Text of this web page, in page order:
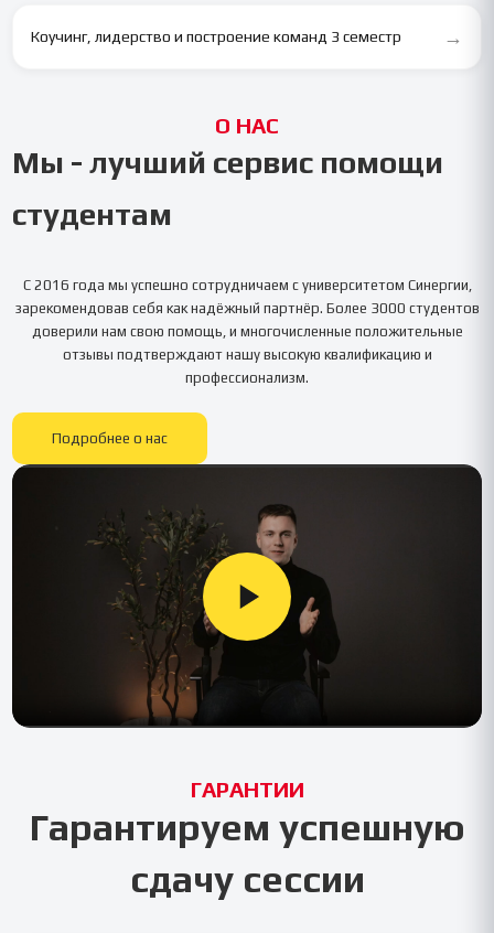
Коучинг, лидерство и построение команд 3 семестр →
О НАС
Мы - лучший сервис помощи
студентам
С 2016 года мы успешно сотрудничаем с университетом Синергии
зарекомендовав себя как надёжный партнёр. Более 3000 студентов
доверили нам свою помощь, и многочисленные положительные
отзывы подтверждают нашу высокую квалификацию и
профессионализм.
Подробнее о нас
ГАРАНТИИ
Гарантируем успешную
сдачу сессии